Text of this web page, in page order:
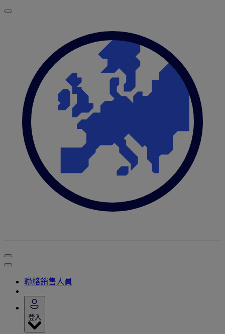
聯絡銷售人員
登入